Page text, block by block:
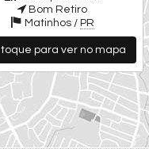
Bom Retiro
Matinhos / PR
toque para ver no mapa